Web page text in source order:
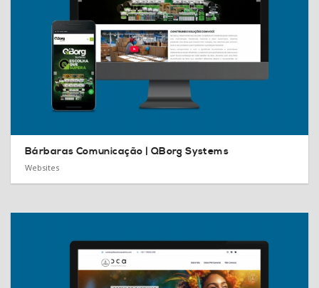
Bárbaras Comunicação | QBorg Systems
Websites